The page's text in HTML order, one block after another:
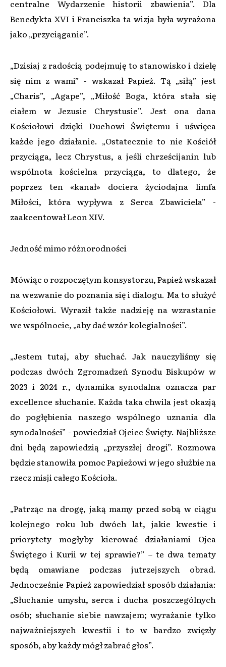
centralne Wydarzenie historii zbawienia”. Dla
Benedykta XVI i Franciszka ta wizja była wyrażona
jako „przyciąganie”.
„Dzisiaj z radością podejmuję to stanowisko i dzielę
się nim z wami” - wskazał Papież. Tą „siłą” jest
„Charis”, „Agape”, „Miłość Boga, która stała się
ciałem w Jezusie Chrystusie”. Jest ona dana
Kościołowi dzięki Duchowi Świętemu i uświęca
każde jego działanie. „Ostatecznie to nie Kościół
przyciąga, lecz Chrystus, a jeśli chrześcijanin lub
wspólnota kościelna przyciąga, to dlatego, że
poprzez ten «kanał» dociera życiodajna limfa
Miłości, która wypływa z Serca Zbawiciela” -
zaakcentował Leon XIV.
Jedność mimo różnorodności
Mówiąc o rozpoczętym konsystorzu, Papież wskazał
na wezwanie do poznania się i dialogu. Ma to służyć
Kościołowi. Wyraził także nadzieję na wzrastanie
we wspólnocie, „aby dać wzór kolegialności”.
„Jestem tutaj, aby słuchać. Jak nauczyliśmy się
podczas dwóch Zgromadzeń Synodu Biskupów w
2023 i 2024 r., dynamika synodalna oznacza par
excellence słuchanie. Każda taka chwila jest okazją
do pogłębienia naszego wspólnego uznania dla
synodalności” - powiedział Ojciec Święty. Najbliższe
dni będą zapowiedzią „przyszłej drogi”. Rozmowa
będzie stanowiła pomoc Papieżowi w jego służbie na
rzecz misji całego Kościoła.
„Patrząc na drogę, jaką mamy przed sobą w ciągu
kolejnego roku lub dwóch lat, jakie kwestie i
priorytety mogłyby kierować działaniami Ojca
Świętego i Kurii w tej sprawie?” – te dwa tematy
będą omawiane podczas jutrzejszych obrad.
Jednocześnie Papież zapowiedział sposób działania:
„Słuchanie umysłu, serca i ducha poszczególnych
osób; słuchanie siebie nawzajem; wyrażanie tylko
najważniejszych kwestii i to w bardzo zwięzły
sposób, aby każdy mógł zabrać głos”.